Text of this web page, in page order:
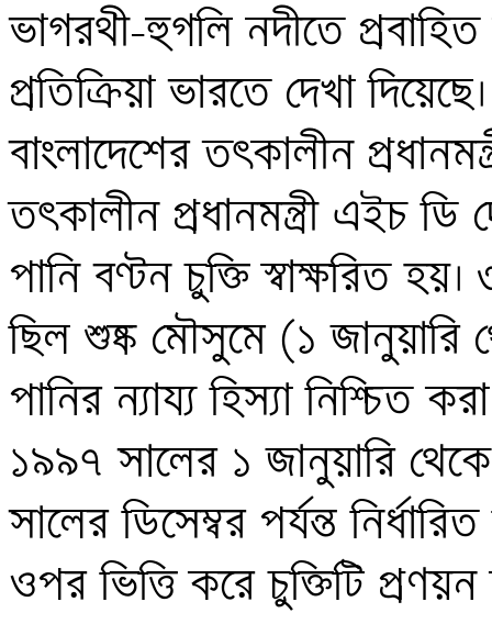
ভাগরথী-হুগলি নদীতে প্রবাহিত
প্রতিক্রিয়া ভারতে দেখা
বাংলাদেশের তৎকালীন
তৎকালীন প্রধানমন্ত্রী এইচ ডি
পানি বণ্টন চুক্তি স্বাক্ষরিত
ছিল শুষ্ক মৌসুমে (১ জানুয়ারি
পানির ন্যায্য হিস্যা নিশ্চিত
১৯৯৭ সালের ১ জানুয়ারি
সালের ডিসেম্বর পর্যন্ত
ওপর ভিত্তি করে চুক্তিটি